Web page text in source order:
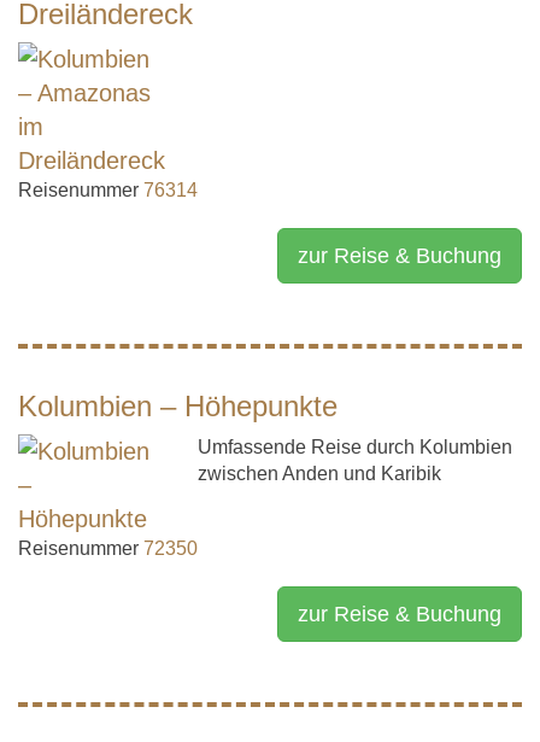
Dreiländereck
Reisenummer 76314
zur Reise & Buchung
Kolumbien – Höhepunkte
Umfassende Reise durch Kolumbien
zwischen Anden und Karibik
Reisenummer 72350
zur Reise & Buchung